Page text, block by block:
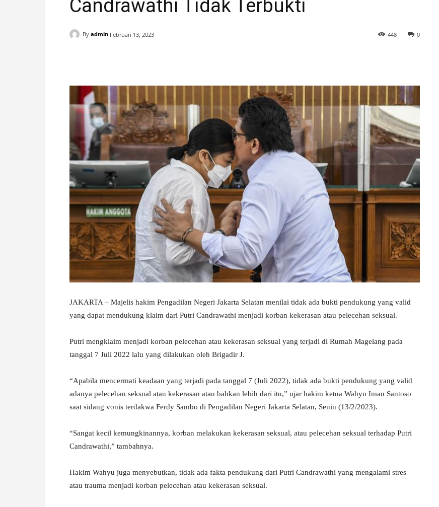
H
A
S
T
E
W
A
Candrawathi Tidak Terbukti
By admin Februari 13, 2023 0
448
JAKARTA – Majelis hakim Pengadilan Negeri Jakarta Selatan menilai tidak ada bukti pendukung yang valid
yang dapat mendukung klaim dari Putri Candrawathi menjadi korban kekerasan atau pelecehan seksual.
Putri mengklaim menjadi korban pelecehan atau kekerasan seksual yang terjadi di Rumah Magelang pada
tanggal 7 Juli 2022 lalu yang dilakukan oleh Brigadir J.
“Apabila mencermati keadaan yang terjadi pada tanggal 7 (Juli 2022), tidak ada bukti pendukung yang valid
adanya pelecehan seksual atau kekerasan atau bahkan lebih dari itu,” ujar hakim ketua Wahyu Iman Santoso
saat sidang vonis terdakwa Ferdy Sambo di Pengadilan Negeri Jakarta Selatan, Senin (13/2/2023).
“Sangat kecil kemungkinannya, korban melakukan kekerasan seksual, atau pelecehan seksual terhadap Putri
Candrawathi,” tambahnya.
Hakim Wahyu juga menyebutkan, tidak ada fakta pendukung dari Putri Candrawathi yang mengalami stres
atau trauma menjadi korban pelecehan atau kekerasan seksual.